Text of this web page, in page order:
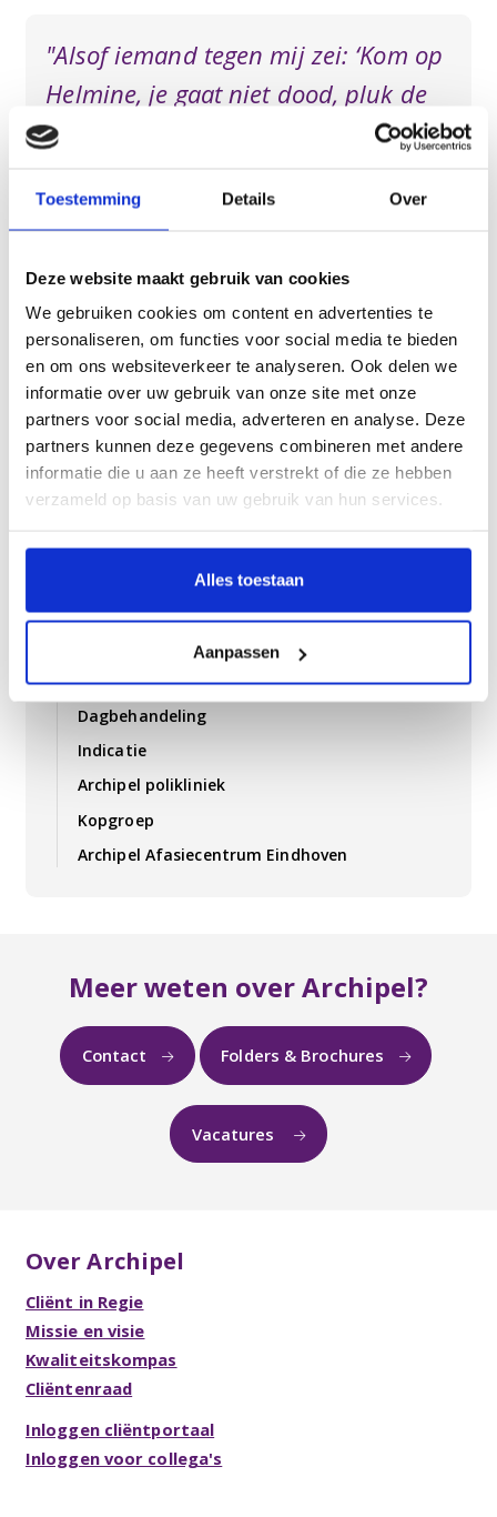
Toestemming Details Over
Deze website maakt gebruik van cookies
We gebruiken cookies om content en advertenties te
personaliseren, om functies voor social media te bieden
en om ons websiteverkeer te analyseren. Ook delen we
informatie over uw gebruik van onze site met onze
partners voor social media, adverteren en analyse. Deze
partners kunnen deze gegevens combineren met andere
informatie die u aan ze heeft verstrekt of die ze hebben
verzameld op basis van uw gebruik van hun services.
Alles toestaan
Aanpassen
Behandelingen
Dagbehandeling
Indicatie
Archipel polikliniek
Kopgroep
Archipel Afasiecentrum Eindhoven
"Alsof iemand tegen mij zei: ‘Kom op
Helmine, je gaat niet dood, pluk de
dag!’
omdat er ook een behandel-component in zit. De
Kopgroep is geen theekransje; we bieden de
randvoorwaarden om tot diepgang en verwerking te
komen van een diagnose die niemand wil krijgen.”
Helaas is Helmine in februari 2022 onverwachts overleden.
Haar familie stelt het op prijs dat haar verhaal postuum
wordt gedeeld.
Terug
Meer weten over Archipel?
Contact Folders & Brochures
Vacatures
Over Archipel
Cliënt in Regie
Missie en visie
Kwaliteitskompas
Cliëntenraad
Inloggen cliëntportaal
Inloggen voor collega's